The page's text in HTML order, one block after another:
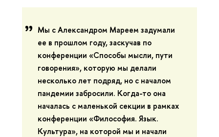
Мы с Александром Мареем задумали
ее в прошлом году, заскучав по
конференции «Способы мысли, пути
говорения», которую мы делали
несколько лет подряд, но с началом
пандемии забросили. Когда-то она
началась с маленькой секции в рамках
конференции «Философия. Язык.
Культура», на которой мы и начали